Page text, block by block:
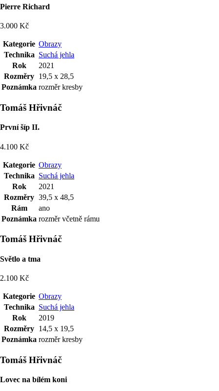
Pierre Richard
3.000 Kč
Kategorie Obrazy
Technika Suchá jehla
Rok
2021
Rozměry 19,5 x 28,5
Poznámka rozměr kresby
Tomáš Hřivnáč
První šíp II.
4.100 Kč
Kategorie Obrazy
Technika Suchá jehla
Rok
2021
Rozměry 39,5 x 48,5
Rám
ano
Poznámka rozměr včetně rámu
Tomáš Hřivnáč
Světlo a tma
2.100 Kč
Kategorie Obrazy
Technika Suchá jehla
Rok
2019
Rozměry 14,5 x 19,5
Poznámka rozměr kresby
Tomáš Hřivnáč
Lovec na bílém koni